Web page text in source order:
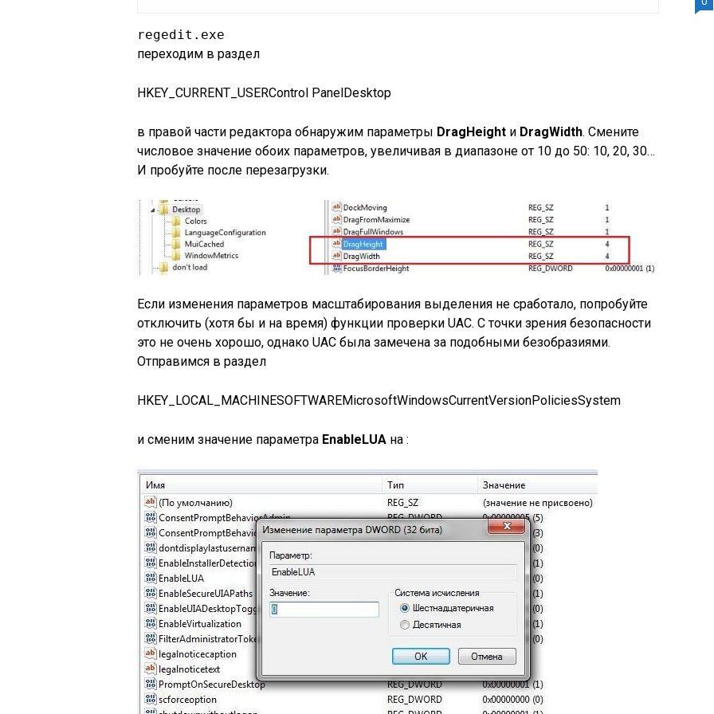
regedit.exe
переходим в раздел
HKEY_CURRENT_USERControl PanelDesktop
в правой части редактора обнаружим параметры DragHeight и DragWidth. Смените
числовое значение обоих параметров, увеличивая в диапазоне от 10 до 50: 10, 20, 30…
И пробуйте после перезагрузки.
Если изменения параметров масштабирования выделения не сработало, попробуйте
отключить (хотя бы и на время) функции проверки UAC. С точки зрения безопасности
это не очень хорошо, однако UAC была замечена за подобными безобразиями.
Отправимся в раздел
HKEY_LOCAL_MACHINESOFTWAREMicrosoftWindowsCurrentVersionPoliciesSystem
и сменим значение параметра EnableLUA на :